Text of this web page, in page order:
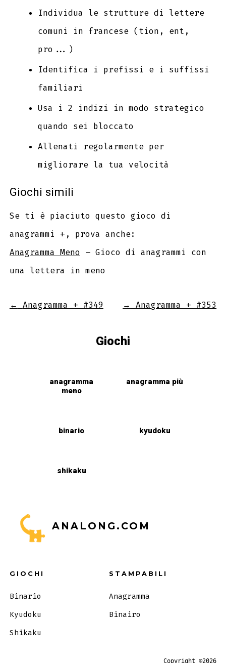
Individua le strutture di lettere
comuni in francese (tion, ent,
pro...)
Identifica i prefissi e i suffissi
familiari
Usa i 2 indizi in modo strategico
quando sei bloccato
Allenati regolarmente per
migliorare la tua velocità
Giochi simili
Se ti è piaciuto questo gioco di
anagrammi +, prova anche:
Anagramma Meno – Gioco di anagrammi con
una lettera in meno
← Anagramma + #349 → Anagramma + #353
Giochi
anagramma
meno
anagramma più
binario kyudoku
shikaku
ANALONG.COM
GIOCHI
Binario
Kyudoku
Shikaku
STAMPABILI
Anagramma
Binairo